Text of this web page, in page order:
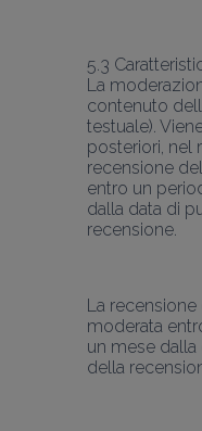
5.3
La
contenuto
testuale).
posteriori, nel
recensione
entro un
dalla data di
recensione.
La
moderata
un mese
della